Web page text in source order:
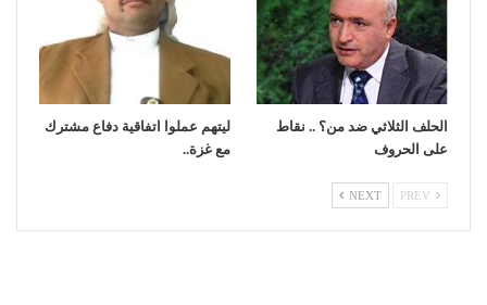
الحلف الثلاثي ضد من؟ .. نقاط
على الحروف
ليتهم عملوا اتفاقية دفاع مشترك
مع غزة..
NEXT